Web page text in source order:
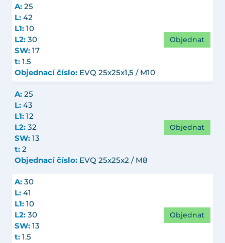
A: 25
L: 42
L1: 10
L2: 30
SW: 17
t: 1.5
Objednací číslo: EVQ 25x25x1,5 / M10
Objednat
A: 25
L: 43
L1: 12
L2: 32
SW: 13
t: 2
Objednací číslo: EVQ 25x25x2 / M8
Objednat
A: 30
L: 41
L1: 10
L2: 30
SW: 13
t: 1.5
Objednat